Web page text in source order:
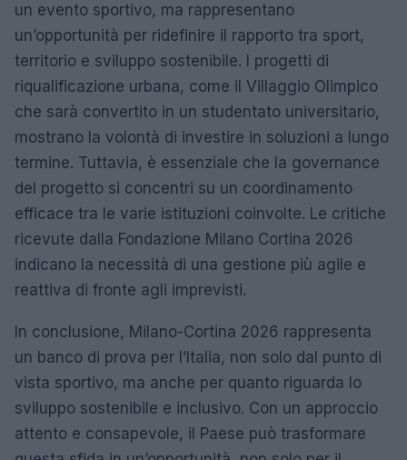
un evento sportivo, ma rappresentano
un’opportunità per ridefinire il rapporto tra sport,
territorio e sviluppo sostenibile. I progetti di
riqualificazione urbana, come il Villaggio Olimpico
che sarà convertito in un studentato universitario,
mostrano la volontà di investire in soluzioni a lungo
termine. Tuttavia, è essenziale che la governance
del progetto si concentri su un coordinamento
efficace tra le varie istituzioni coinvolte. Le critiche
ricevute dalla Fondazione Milano Cortina 2026
indicano la necessità di una gestione più agile e
reattiva di fronte agli imprevisti.
In conclusione, Milano-Cortina 2026 rappresenta
un banco di prova per l’Italia, non solo dal punto di
vista sportivo, ma anche per quanto riguarda lo
sviluppo sostenibile e inclusivo. Con un approccio
attento e consapevole, il Paese può trasformare